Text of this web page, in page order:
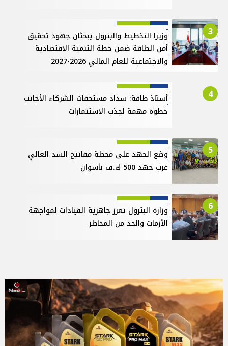
3
وزيرا التخطيط والبترول يبحثان جهود تحقيق
أمن الطاقة ضمن خطة التنمية الاقتصادية
والاجتماعية للعام المالي 2026-2027
4
أستاذ طاقة: سداد مستحقات الشركاء الأجانب
خطوة مهمة لجذب الاستثمارات
5
وضع الجهد على محطة مفاتيح السد العالي
غرب جهد 500 ك.ف بأسوان
6
وزارة البترول تعزز جاهزية القيادات لمواجهة
الأزمات والحد من المخاطر